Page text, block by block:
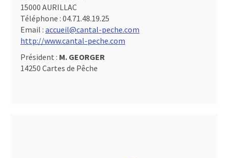
15000 AURILLAC
Téléphone : 04.71.48.19.25
Email : accueil@cantal-peche.com
http://www.cantal-peche.com
Président : M. GEORGER
14250 Cartes de Pêche